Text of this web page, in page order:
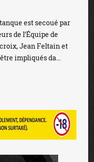
est secoué par
de l’Équipe de
Jean Feltain et
impliqués da...